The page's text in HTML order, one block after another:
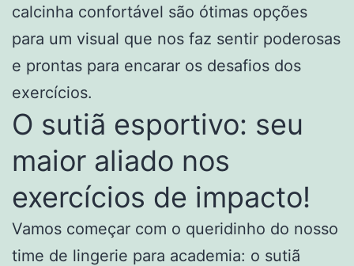
calcinha confortável são ótimas opções
para um visual que nos faz sentir poderosas
e prontas para encarar os desafios dos
exercícios.
O sutiã esportivo: seu
maior aliado nos
exercícios de impacto!
Vamos começar com o queridinho do nosso
time de lingerie para academia: o sutiã